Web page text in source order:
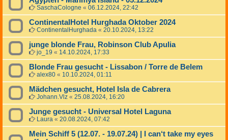
SaschaCologne « 06.12.2024, 22:42
ContinentalHotel Hurghada Oktober 2024
ContinentalHurghada « 20.10.2024, 13:22
junge blonde Frau, Robinson Club Apulia
jo_19 « 14.10.2024, 17:33
Blonde Frau gesucht - Lissabon / Torre de Belem
alex80 « 10.10.2024, 01:11
Mädchen gesucht, Hotel Isla de Cabrera
Johann.Vlz « 25.08.2024, 16:20
Junge gesucht - Universal Hotel Laguna
Laura « 20.08.2024, 07:42
Mein Schiff 5 (12.07. - 19.07.24) | I can‘t take my eyes